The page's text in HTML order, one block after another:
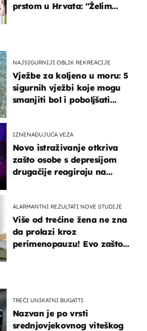
NAJSIGURNIJI OBLIK REKREACIJE
Vježbe za koljeno u moru: 5
sigurnih vježbi koje mogu
smanjiti bol i poboljšati
IZNENAĐUJUĆA VEZA
Novo istraživanje otkriva
zašto osobe s depresijom
drugačije reagiraju na
ALARMANTNI REZULTATI NOVE STUDIJE
Više od trećine žena ne zna
da prolazi kroz
perimenopauzu! Evo zašto
prstom u Hrvata: "Želim
TREĆI UNIKATNI BUGATTI
Nazvan je po vrsti
srednjovjekovnog viteškog